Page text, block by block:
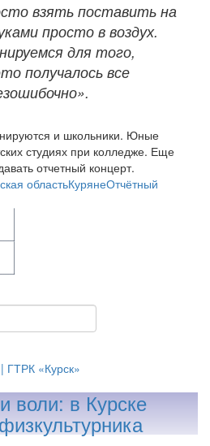
взять поставить на
просто в воздух.
для того,
получалось все
и школьники. Юные
студиях при колледже. Еще
отчетный концерт.
областьКурянеОтчётный
воли: в Курске